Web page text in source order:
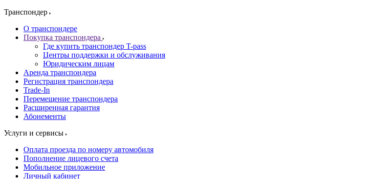
Транспондер
О транспондере
Покупка транспондера
Где купить транспондер T-pass
Центры поддержки и обслуживания
Юридическим лицам
Аренда транспондера
Регистрация транспондера
Trade-In
Перемещение транспондера
Расширенная гарантия
Абонементы
Услуги и сервисы
Оплата проезда по номеру автомобиля
Пополнение лицевого счета
Мобильное приложение
Личный кабинет